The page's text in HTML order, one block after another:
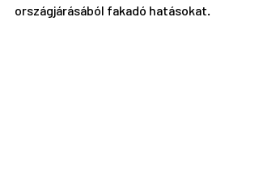
országjárásából fakadó hatásokat.